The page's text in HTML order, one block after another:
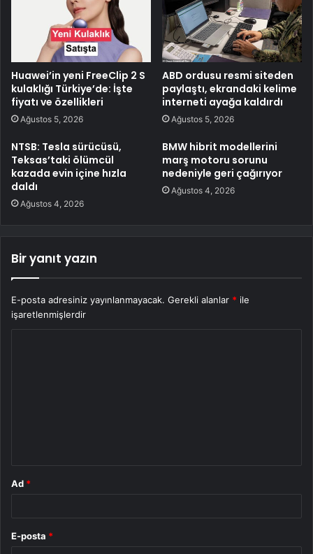
Huawei’in yeni FreeClip 2 S
kulaklığı Türkiye’de: İşte
fiyatı ve özellikleri
Ağustos 5, 2026
ABD ordusu resmi siteden
paylaştı, ekrandaki kelime
interneti ayağa kaldırdı
Ağustos 5, 2026
NTSB: Tesla sürücüsü,
Teksas’taki ölümcül
kazada evin içine hızla
daldı
Ağustos 4, 2026
BMW hibrit modellerini
marş motoru sorunu
nedeniyle geri çağırıyor
Ağustos 4, 2026
Bir yanıt yazın
E-posta adresiniz yayınlanmayacak. Gerekli alanlar * ile
işaretlenmişlerdir
Ad *
E-posta *